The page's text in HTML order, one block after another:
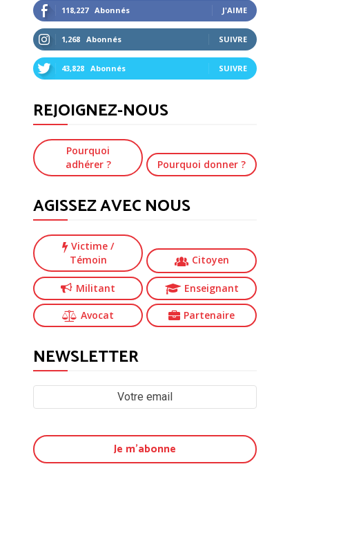
118,227 Abonnés J'AIME
1,268 Abonnés SUIVRE
43,828 Abonnés SUIVRE
REJOIGNEZ-NOUS
Pourquoi
adhérer ?
Pourquoi donner ?
AGISSEZ AVEC NOUS
Victime/
Témoin
Citoyen
Militant Enseignant
Avocat Partenaire
NEWSLETTER